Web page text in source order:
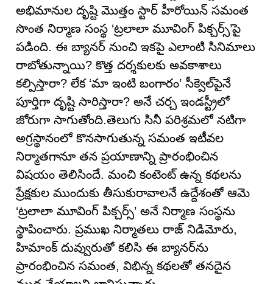
అభిమానుల దృష్టి మొత్తం స్టార్ హీరోయిన్ సమంత
సొంత నిర్మాణ సంస్థ ‘ట్రలాలా మూవింగ్ పిక్చర్స్’పై
పడింది. ఈ బ్యానర్ నుంచి ఇకపై ఎలాంటి సినిమాలు
రాబోతున్నాయి? కొత్త దర్శకులకు అవకాశాలు
కల్పిస్తారా? లేక ‘మా ఇంటి బంగారం’ సీక్వెల్‌పైనే
పూర్తిగా దృష్టి సారిస్తారా? అనే చర్చ ఇండస్ట్రీలో
జోరుగా సాగుతోంది.తెలుగు సినీ పరిశ్రమలో నటిగా
అగ్రస్థానంలో కొనసాగుతున్న సమంత ఇటీవల
నిర్మాతగానూ తన ప్రయాణాన్ని ప్రారంభించిన
విషయం తెలిసిందే. మంచి కంటెంట్ ఉన్న కథలను
ప్రేక్షకుల ముందుకు తీసుకురావాలనే ఉద్దేశంతో ఆమె
‘ట్రలాలా మూవింగ్ పిక్చర్స్’ అనే నిర్మాణ సంస్థను
స్థాపించారు. ప్రముఖ నిర్మాతలు రాజ్ నిడిమోరు,
హిమాంక్ దువ్వురుతో కలిసి ఈ బ్యానర్‌ను
ప్రారంభించిన సమంత, విభిన్న కథలతో తనదైన